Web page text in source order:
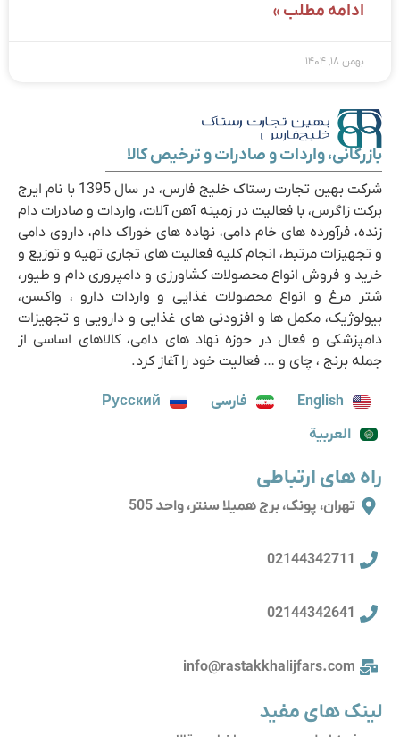
ادامه مطلب »
بهمن ۱۸, ۱۴۰۴
بازرگانی، واردات و صادرات و ترخیص کالا
شرکت بهین تجارت رستاک خلیج فارس، در سال 1395 با نام ایرج
برکت زاگرس، با فعالیت در زمینه آهن آلات، واردات و صادرات دام
زنده، فرآورده های خام دامی، نهاده های خوراک دام، داروی دامی
و تجهیزات مرتبط، انجام کلیه فعالیت های تجاری تهیه و توزیع و
خرید و فروش انواع محصولات کشاورزی و دامپروری دام و طیور،
شتر مرغ و انواع محصولات غذایی و واردات دارو ، واکسن،
بیولوژیک، مکمل ها و افزودنی های غذایی و دارویی و تجهیزات
دامپزشکی و فعال در حوزه نهاد های دامی، کالاهای اساسی از
جمله برنج ، چای و … فعالیت خود را آغاز کرد.
English فارسی
Русский
العربية
راه های ارتباطی
تهران، پونک، برج همیلا سنتر، واحد 505
02144342711
02144342641
info@rastakkhalijfars.com
لینک های مفید